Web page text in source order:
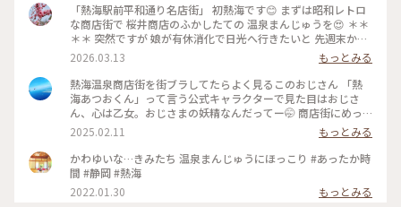
「熱海駅前平和通り名店街」 初熱海です😊 まずは昭和レトロ
な商店街で 桜井商店のふかしたての 温泉まんじゅうを😍 ＊＊
＊＊ 突然ですが 娘が有休消化で日光へ行きたいと 先週末から
3泊４日で 熱海〜日光へ母娘旅でした😆 当初那須高原も行こう
ねとルンルンが 北関東の寒さを知らず！ 3月いっぱいスノータ
イヤ🛞💦 那須高原はスキー⛷️❄️ いろは坂は凍結✨ 日曜日からま
た厳寒😂 季節外れの那須高原は諦めて 1日目は熱海で途中下
車することに 熱海はこの日18℃☀️ 翌日の日光は最低気温氷点
下の 真冬🤣 なんとか日光へは行こうと ぽかぽか陽気の熱海か
ら 真冬の日光へのアップダウン旅の スタートです😆 ♨️ ふかし
たての温泉まんじゅうは こし餡と黒糖生地の粒あん アッツア
ツふかふかでした😍 商店街には美味しそうなお店が たくさん
💕 お昼ご飯を求めて路地裏散策へ♪ 行きの新幹線から タイミ
ングよく雲の切れた 富士山も綺麗に見えて 幸先のいいスター
2026.03.13
もっとみる
熱海温泉商店街を街ブラしてたらよく見るこのおじさん 「熱
海あつおくん」って言う公式キャラクターで見た目はおじさ
ん、心は乙女。おじさまの妖精なんだってー🤭 商店街にめっ
ちゃいるから気になっちゃったw そんなあつおくんの温泉まん
じゅうは、蒸したてほかほか黒糖まんじゅう。美味しかった😋
後ろから消毒スプレーが出てるからちょんまげみたいな姿にな
ってしまった🤣 そこからちょっと足を伸ばしてお散歩♪ 地図
で見ると桜並木まで徒歩で20分ほどとしか書いてなかったの
で、平地を歩くのかと思ったら、海に向けてずっと下り坂！
2025.02.11
もっとみる
かわゆいな…きみたち 温泉まんじゅうにほっこり #あったか時
間 #静岡 #熱海
2022.01.30
もっとみる